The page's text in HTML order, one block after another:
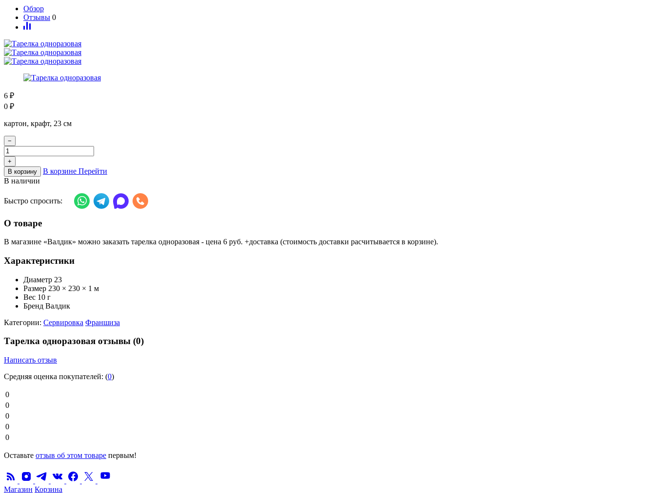
Обзор
Отзывы 0
6 ₽
0 ₽
картон, крафт, 23 см
−
+
В корзину
В корзине Перейти
В наличии
Быстро спросить:
О товаре
В магазине «Валдик» можно заказать тарелка одноразовая - цена 6 руб. +доставка (стоимость доставки расчитывается в корзине).
Характеристики
Диаметр 23
Размер 230 × 230 × 1 м
Вес 10 г
Бренд Валдик
Категории: Сервировка Франшиза
Тарелка одноразовая отзывы (0)
Написать отзыв
Средняя оценка покупателей: (0)
0
0
0
0
0
Оставьте отзыв об этом товаре первым!
Магазин Корзина